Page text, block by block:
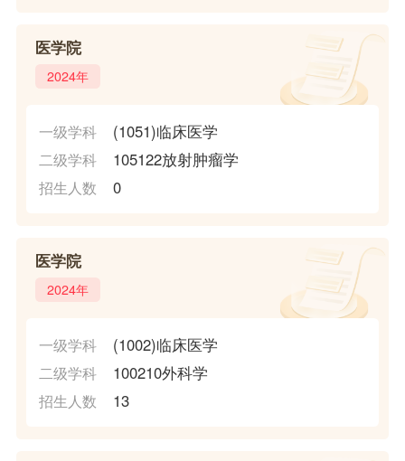
医学院
2024年
一级学科 (1051)临床医学
二级学科 105122放射肿瘤学
招生人数 0
医学院
2024年
一级学科 (1002)临床医学
二级学科 100210外科学
招生人数 13